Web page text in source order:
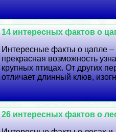
14 интересных фактов о
Интересные факты о цапле –
прекрасная возможность
крупных птицах. От других
отличает длинный клюв,
26 интересных фактов о